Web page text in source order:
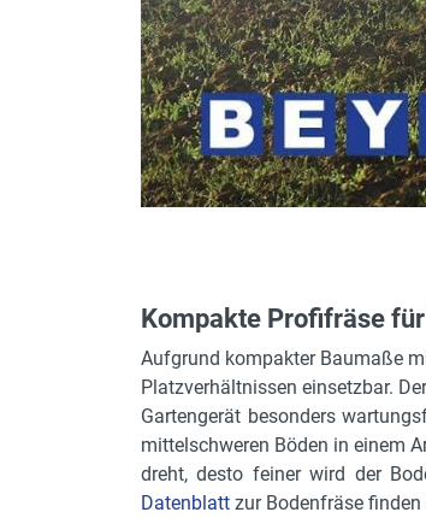
Kompakte Profifräse
Aufgrund kompakter Baumaße
Platzverhältnissen einsetzbar.
Gartengerät besonders
mittelschweren Böden in einem
dreht, desto feiner wird der
Datenblatt zur Bodenfräse